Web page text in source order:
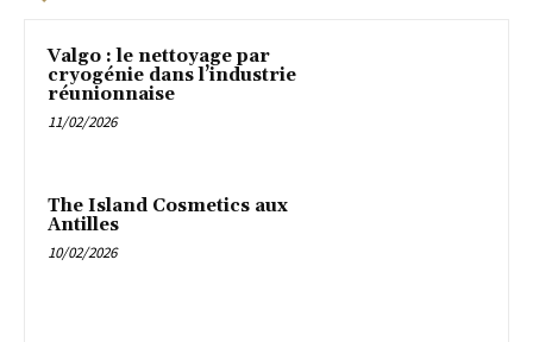
Valgo : le nettoyage par
cryogénie dans l’industrie
réunionnaise
11/02/2026
The Island Cosmetics aux
Antilles
10/02/2026